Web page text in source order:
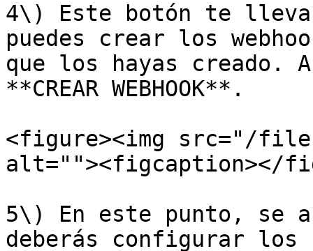
4\) Este botón te
puedes crear los
que los hayas creado.
**CREAR WEBHOOK**.
<figure><img src="/files/
alt=""><figcaption></
5\) En este punto, se
deberás configurar